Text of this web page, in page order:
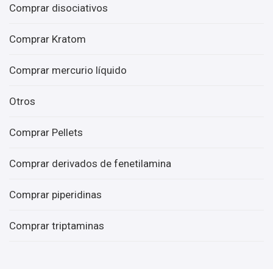
Comprar disociativos
Comprar Kratom
Comprar mercurio líquido
Otros
Comprar Pellets
Comprar derivados de fenetilamina
Comprar piperidinas
Comprar triptaminas